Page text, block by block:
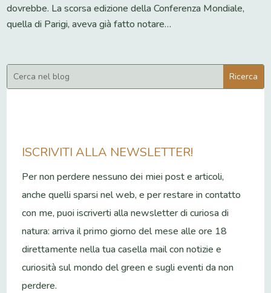
dovrebbe. La scorsa edizione della Conferenza Mondiale,
quella di Parigi, aveva già fatto notare…
ISCRIVITI ALLA NEWSLETTER!
Per non perdere nessuno dei miei post e articoli,
anche quelli sparsi nel web, e per restare in contatto
con me, puoi iscriverti alla newsletter di curiosa di
natura: arriva il primo giorno del mese alle ore 18
direttamente nella tua casella mail con notizie e
curiosità sul mondo del green e sugli eventi da non
perdere.